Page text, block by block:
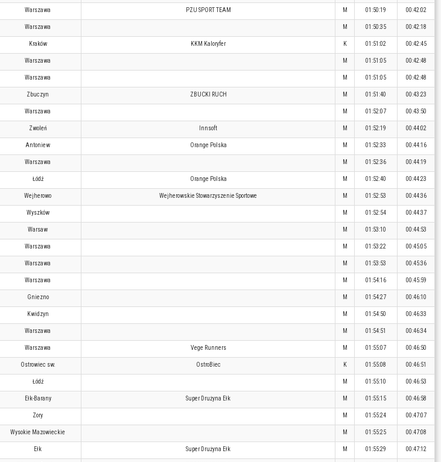
Warszawa PZU SPORT TEAM M 01:50:19 00:42:02
Warszawa M 01:50:35 00:42:18
Kraków KKM Kaloryfer K 01:51:02 00:42:45
Warszawa M 01:51:05 00:42:48
Warszawa M 01:51:05 00:42:48
Zbuczyn ZBUCKI RUCH M 01:51:40 00:43:23
Warszawa M 01:52:07 00:43:50
Zwoleń Innsoft M 01:52:19 00:44:02
Antoniew Orange Polska M 01:52:33 00:44:16
Warszawa M 01:52:36 00:44:19
Łódź Orange Polska M 01:52:40 00:44:23
Wejherowo Wejherowskie Stowarzyszenie Sportowe M 01:52:53 00:44:36
Wyszków M 01:52:54 00:44:37
Warsaw M 01:53:10 00:44:53
Warszawa M 01:53:22 00:45:05
Warszawa M 01:53:53 00:45:36
Warszawa M 01:54:16 00:45:59
Gniezno M 01:54:27 00:46:10
Kwidzyn M 01:54:50 00:46:33
Warszawa M 01:54:51 00:46:34
Warszawa Vege Runners M 01:55:07 00:46:50
Ostrowiec sw. OstroBiec K 01:55:08 00:46:51
Łódź M 01:55:10 00:46:53
Ełk-Barany Super Drużyna Ełk M 01:55:15 00:46:58
Zory M 01:55:24 00:47:07
Wysokie Mazowieckie M 01:55:25 00:47:08
Ełk Super Drużyna Ełk M 01:55:29 00:47:12